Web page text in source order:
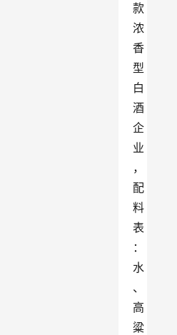
款
浓
香
型
白
酒
企
业
，
配
料
表
：
水
、
高
粱